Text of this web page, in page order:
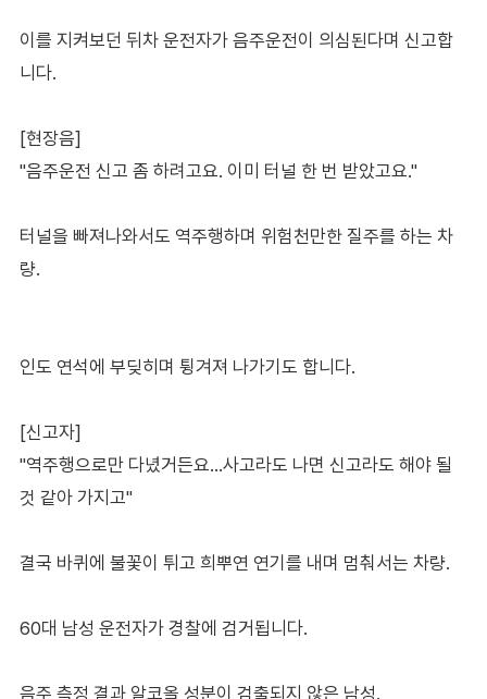
이를 지켜보던 뒤차 운전자가 음주운전이 의심된다며 신고합
니다.
[현장음]
"음주운전 신고 좀 하려고요. 이미 터널 한 번 받았고요."
터널을 빠져나와서도 역주행하며 위험천만한 질주를 하는 차
량.
인도 연석에 부딪히며 튕겨져 나가기도 합니다.
[신고자]
"역주행으로만 다녔거든요…사고라도 나면 신고라도 해야 될
것 같아 가지고"
결국 바퀴에 불꽃이 튀고 희뿌연 연기를 내며 멈춰서는 차량.
60대 남성 운전자가 경찰에 검거됩니다.
음주 측정 결과 알코올 성분이 검출되지 않은 남성.